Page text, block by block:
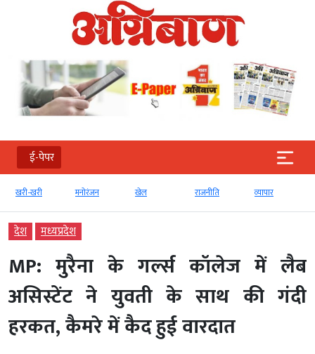
ई-पेपर
खरी-खरी मनोरंजन खेल राजनीति व्‍यापार
देश मध्‍यप्रदेश
MP: मुरैना के गर्ल्स कॉलेज में लैब
असिस्टेंट ने युवती के साथ की गंदी
हरकत, कैमरे में कैद हुई वारदात